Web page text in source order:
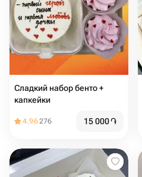
Сладкий набор бенто +
капкейки
4.96276 15 000֏